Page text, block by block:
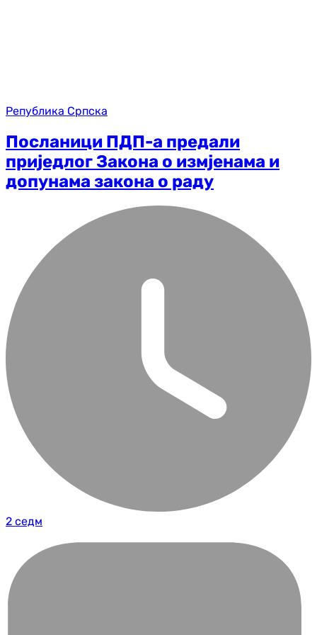
Република Српска
Посланици ПДП-а предали
приједлог Закона о измјенама и
допунама закона о раду
2 седм